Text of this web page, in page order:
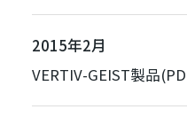
2015年2月
VERTIV-GEIST製品